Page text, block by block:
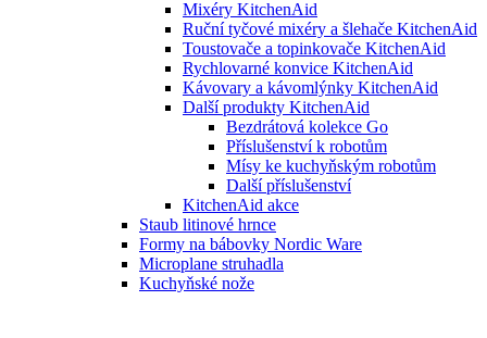
Mixéry KitchenAid
Ruční tyčové mixéry a šlehače KitchenAid
Toustovače a topinkovače KitchenAid
Rychlovarné konvice KitchenAid
Kávovary a kávomlýnky KitchenAid
Další produkty KitchenAid
Bezdrátová kolekce Go
Příslušenství k robotům
Mísy ke kuchyňským robotům
Další příslušenství
KitchenAid akce
Staub litinové hrnce
Formy na bábovky Nordic Ware
Microplane struhadla
Kuchyňské nože